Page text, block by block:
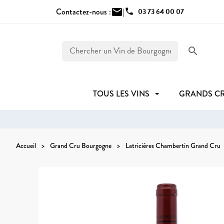
Contactez-nous :mail|phone 03 73 64 00 07
search
TOUS LES VINS GRANDS
Accueil Grand Cru Bourgogne Latricières Chambertin Grand Cru